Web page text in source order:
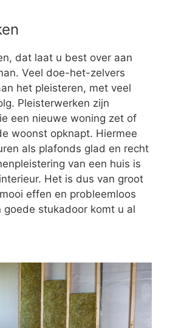
dat laat u best over aan
Veel doe-het-zelvers
het pleisteren, met veel
Pleisterwerken zijn
een nieuwe woning zet of
woonst opknapt. Hiermee
als plafonds glad en recht
van een huis is
Het is dus van groot
effen en probleemloos
stukadoor komt u al